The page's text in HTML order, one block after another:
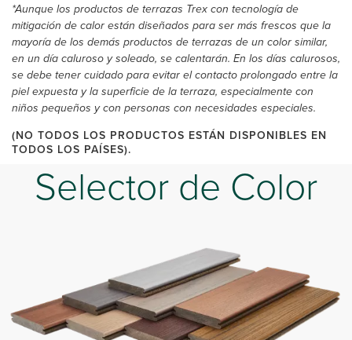
*Aunque los productos de terrazas Trex con tecnología de
mitigación de calor están diseñados para ser más frescos que la
mayoría de los demás productos de terrazas de un color similar,
en un día caluroso y soleado, se calentarán. En los días calurosos,
se debe tener cuidado para evitar el contacto prolongado entre la
piel expuesta y la superficie de la terraza, especialmente con
niños pequeños y con personas con necesidades especiales.
(NO TODOS LOS PRODUCTOS ESTÁN DISPONIBLES EN
TODOS LOS PAÍSES).
Selector de Color